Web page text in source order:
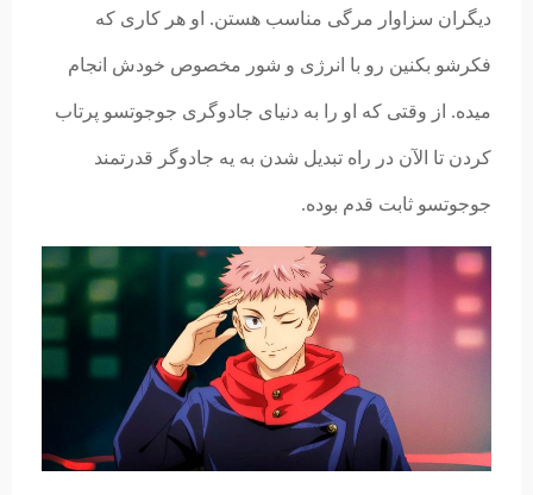
دیگران سزاوار مرگی مناسب هستن. او هر کاری که
فکرشو بکنین رو با انرژی و شور مخصوص خودش انجام
میده. از وقتی که او را به دنیای جادوگری جوجوتسو پرتاب
کردن تا الآن در راه تبدیل شدن به یه جادوگر قدرتمند
جوجوتسو ثابت قدم بوده.